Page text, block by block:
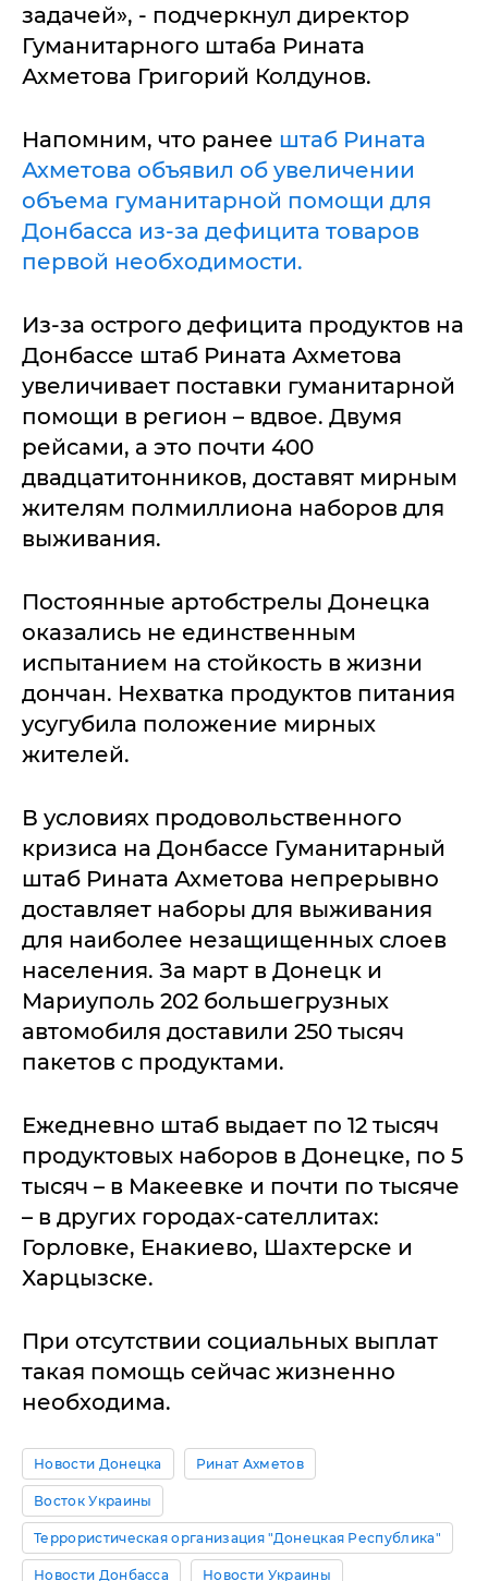
задачей», - подчеркнул директор
Гуманитарного штаба Рината
Ахметова Григорий Колдунов.
Напомним, что ранее штаб Рината
Ахметова объявил об увеличении
объема гуманитарной помощи для
Донбасса из-за дефицита товаров
первой необходимости.
Из-за острого дефицита продуктов на
Донбассе штаб Рината Ахметова
увеличивает поставки гуманитарной
помощи в регион – вдвое. Двумя
рейсами, а это почти 400
двадцатитонников, доставят мирным
жителям полмиллиона наборов для
выживания.
Постоянные артобстрелы Донецка
оказались не единственным
испытанием на стойкость в жизни
дончан. Нехватка продуктов питания
усугубила положение мирных
жителей.
В условиях продовольственного
кризиса на Донбассе Гуманитарный
штаб Рината Ахметова непрерывно
доставляет наборы для выживания
для наиболее незащищенных слоев
населения. За март в Донецк и
Мариуполь 202 большегрузных
автомобиля доставили 250 тысяч
пакетов с продуктами.
Ежедневно штаб выдает по 12 тысяч
продуктовых наборов в Донецке, по 5
тысяч – в Макеевке и почти по тысяче
– в других городах-сателлитах:
Горловке, Енакиево, Шахтерске и
Харцызске.
При отсутствии социальных выплат
такая помощь сейчас жизненно
необходима.
Новости Донецка Ринат Ахметов
Восток Украины
Террористическая организация "Донецкая Республика"
Новости Донбасса Новости Украины